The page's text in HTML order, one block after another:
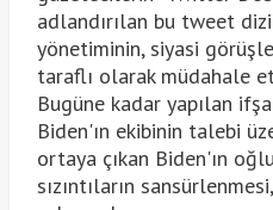
adlandırılan bu tweet
yönetiminin, siyasi
taraflı olarak müdahale
Bugüne kadar yapılan
Biden'ın ekibinin talebi
ortaya çıkan Biden'ın
sızıntıların